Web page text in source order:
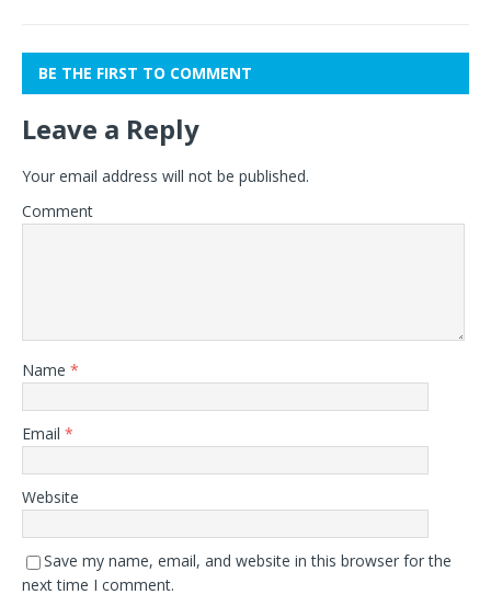
BE THE FIRST TO COMMENT
Leave a Reply
Your email address will not be published.
Comment
Name *
Email *
Website
Save my name, email, and website in this browser for the
next time I comment.